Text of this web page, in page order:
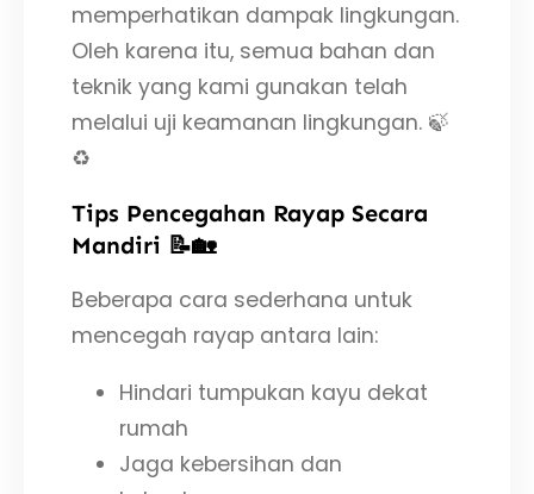
memperhatikan dampak lingkungan.
Oleh karena itu, semua bahan dan
teknik yang kami gunakan telah
melalui uji keamanan lingkungan. 🍃
♻️
Tips Pencegahan Rayap Secara
Mandiri 📝🏡
Beberapa cara sederhana untuk
mencegah rayap antara lain:
Hindari tumpukan kayu dekat
rumah
Jaga kebersihan dan